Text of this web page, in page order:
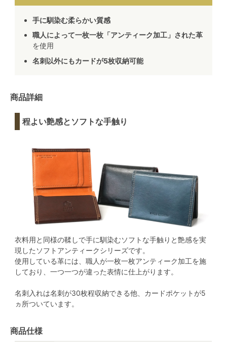
手に馴染む柔らかい質感
職人によって一枚一枚「アンティーク加工」された革
を使用
名刺以外にもカードが5枚収納可能
商品詳細
程よい艶感とソフトな手触り
衣料用と同様の鞣しで手に馴染むソフトな手触りと艶感を実
現したソフトアンティークシリーズです。
使用している革には、職人が一枚一枚アンティーク加工を施
しており、一つ一つが違った表情に仕上がります。
名刺入れは名刺が30枚程収納できる他、カードポケットが5
ヵ所ついています。
商品仕様